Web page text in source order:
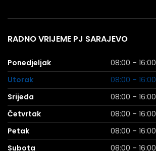
RADNO VRIJEME PJ SARAJEVO
Ponedjeljak
08:00 – 16:00
Utorak
08:00 – 16:00
Srijeda
08:00 – 16:00
Četvrtak
08:00 – 16:00
Petak
08:00 – 16:00
Subota
08:00 – 16:00